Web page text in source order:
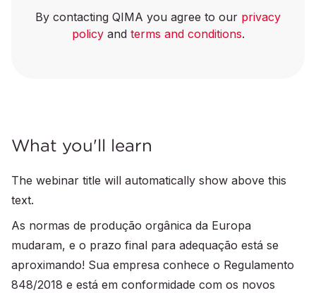
By contacting QIMA you agree to our privacy
policyand terms and conditions.
What you'll learn
The webinar title will automatically show above this
text.
As normas de produção orgânica da Europa
mudaram, e o prazo final para adequação está se
aproximando! Sua empresa conhece o Regulamento
848/2018 e está em conformidade com os novos